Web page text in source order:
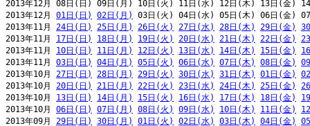
2013年12月 08日(日) 09日(月) 10日(火) 11日(水) 12日(木) 13日(金)
2013年12月 01日(日) 02日(月)
03日(火) 04日(水) 05日(木) 06日(金)
2013年11月 24日(日) 25日(月) 26日(火) 27日(水) 28日(木) 29日(金)
2013年11月 17日(日) 18日(月) 19日(火) 20日(水) 21日(木) 22日(金)
2013年11月 10日(日) 11日(月) 12日(火) 13日(水) 14日(木) 15日(金)
2013年11月 03日(日) 04日(月) 05日(火) 06日(水) 07日(木) 08日(金)
2013年10月 27日(日) 28日(月) 29日(火) 30日(水) 31日(木) 01日(金)
2013年10月 20日(日) 21日(月) 22日(火) 23日(水) 24日(木) 25日(金)
2013年10月 13日(日) 14日(月) 15日(火) 16日(水) 17日(木) 18日(金)
2013年10月 06日(日) 07日(月) 08日(火) 09日(水) 10日(木) 11日(金)
2013年09月 29日(日) 30日(月) 01日(火) 02日(水) 03日(木) 04日(金)